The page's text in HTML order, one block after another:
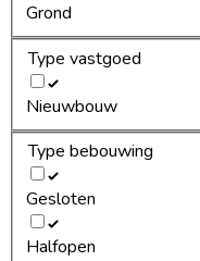
Grond
Type vastgoed
Nieuwbouw
Type bebouwing
Gesloten
Halfopen